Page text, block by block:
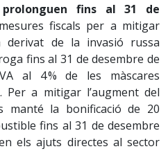
fins al 31 de
fiscals per a mitigar
derivat de la invasió russa
fins al 31 de desembre de
al 4 % de les màscares
Per a mitigar l’augment del
manté la bonificació de 20
fins al 31 de desembre
els ajuts directes al sector